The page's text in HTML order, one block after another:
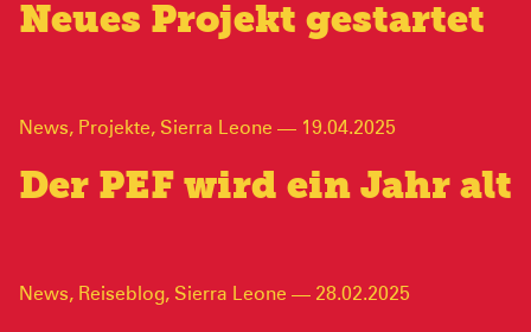
Neues Projekt gestartet
News, Projekte, Sierra Leone — 19.04.2025
Der PEF wird ein Jahr alt
News, Reiseblog, Sierra Leone — 28.02.2025